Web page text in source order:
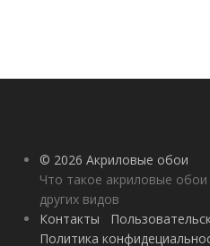
© 2026 Акриловые обои
Что такое акриловые
других видов
Контакты
Политика